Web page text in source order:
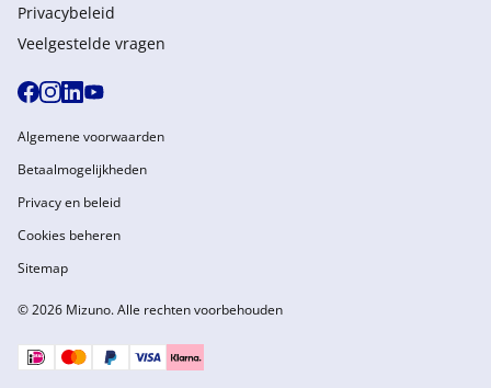
Privacybeleid
Veelgestelde vragen
© 2026 Mizuno. Alle rechten voorbehouden
Algemene voorwaarden
Betaalmogelijkheden
Privacy en beleid
Cookies beheren
Sitemap